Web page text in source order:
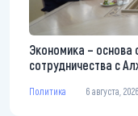
Экономика –
сотрудничества с
Политика 6 августа,